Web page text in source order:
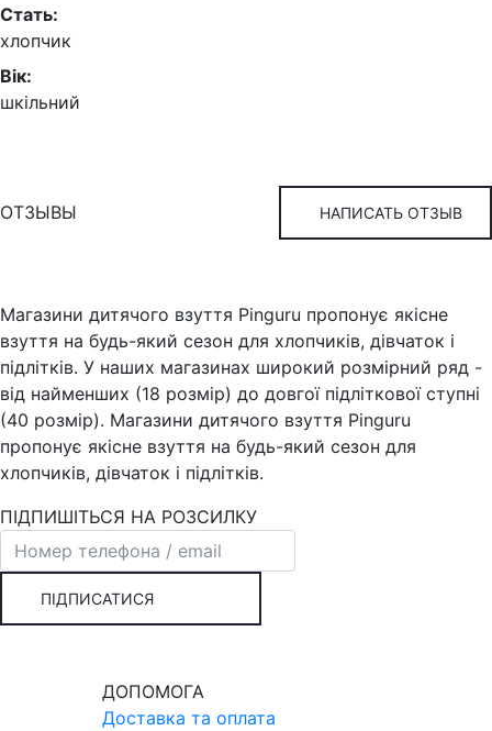
Стать:
хлопчик
Вік:
шкільний
ОТЗЫВЫ НАПИСАТЬ ОТЗЫВ
Магазини дитячого взуття Pinguru пропонує якісне
взуття на будь-який сезон для хлопчиків, дівчаток і
підлітків. У наших магазинах широкий розмірний ряд -
від найменших (18 розмір) до довгої підліткової ступні
(40 розмір). Магазини дитячого взуття Pinguru
пропонує якісне взуття на будь-який сезон для
хлопчиків, дівчаток і підлітків.
ПІДПИШІТЬСЯ НА РОЗСИЛКУ
ПІДПИСАТИСЯ
ДОПОМОГА
Доставка та оплата